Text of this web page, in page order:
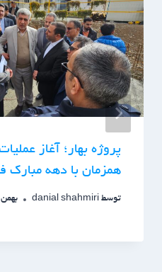
پروژه بهار؛ آغاز
همزمان با دهه مبارک
توسط danial shahmiri بهمن 20, 1404